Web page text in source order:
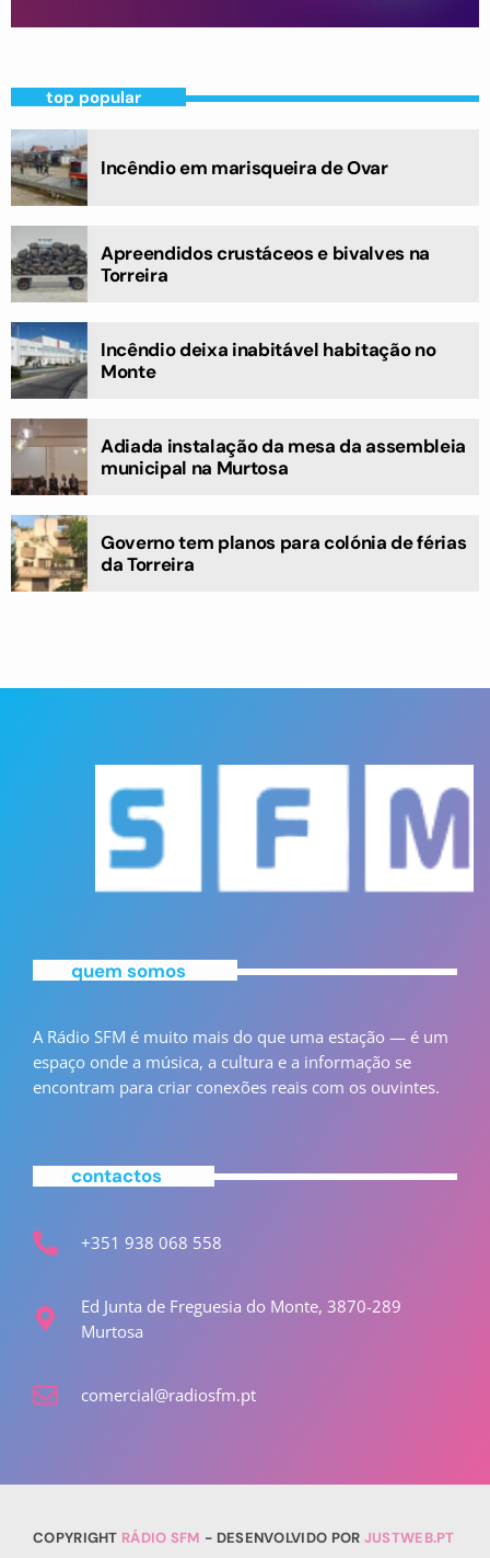
top popular
Incêndio em marisqueira de Ovar
Apreendidos crustáceos e bivalves na
Torreira
Incêndio deixa inabitável habitação no
Monte
Adiada instalação da mesa da assembleia
municipal na Murtosa
Governo tem planos para colónia de férias
da Torreira
quem somos
A Rádio SFM é muito mais do que uma estação — é um
espaço onde a música, a cultura e a informação se
encontram para criar conexões reais com os ouvintes.
contactos
+351 938 068 558
Ed Junta de Freguesia do Monte, 3870-289
Murtosa
comercial@radiosfm.pt
COPYRIGHT RÁDIO SFM - DESENVOLVIDO POR JUSTWEB.PT